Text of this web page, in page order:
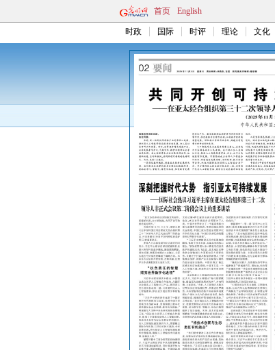
首页 English
时政 国际 时评 理论 文化